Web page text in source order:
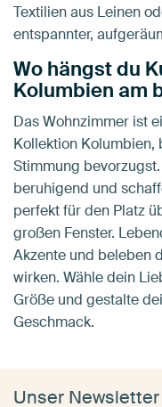
Textilien aus Leinen
entspannter,
Wo hängst du
Kolumbien am
Das Wohnzimmer ist
Kollektion Kolumbien,
Stimmung
beruhigend und
perfekt für den Platz
großen Fenster.
Akzente und beleben
wirken. Wähle dein
Größe und gestalte
Geschmack.
Unser